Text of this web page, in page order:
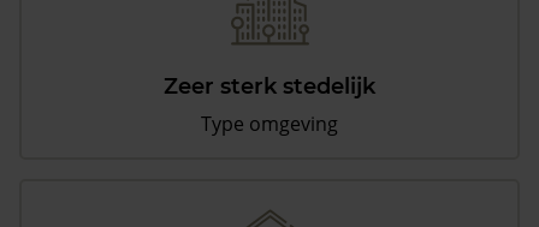
Zeer sterk stedelijk
Type omgeving